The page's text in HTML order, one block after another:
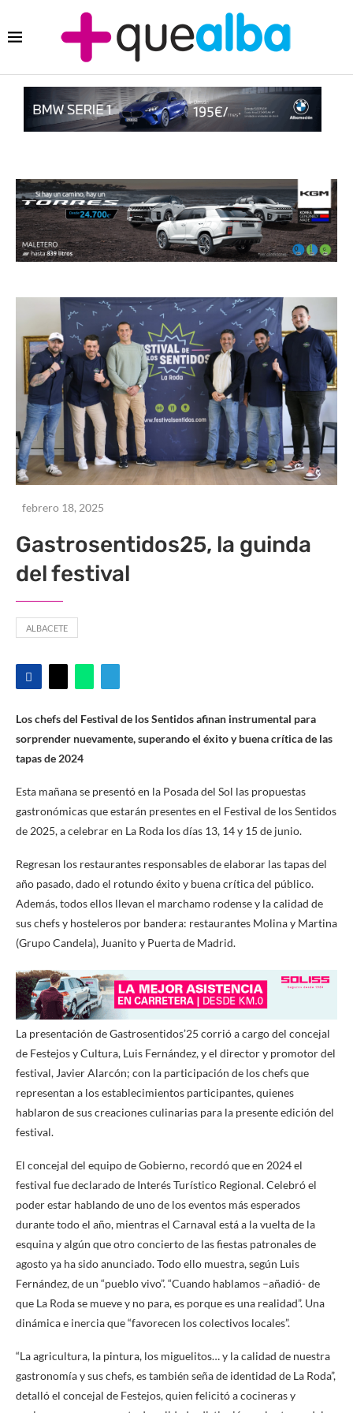
febrero 18, 2025
Gastrosentidos25, la guinda
del festival
ALBACETE
Los chefs del Festival de los Sentidos afinan instrumental para
sorprender nuevamente, superando el éxito y buena crítica de las
tapas de 2024
Esta mañana se presentó en la Posada del Sol las propuestas
gastronómicas que estarán presentes en el Festival de los Sentidos
de 2025, a celebrar en La Roda los días 13, 14 y 15 de junio.
Regresan los restaurantes responsables de elaborar las tapas del
año pasado, dado el rotundo éxito y buena crítica del público.
Además, todos ellos llevan el marchamo rodense y la calidad de
sus chefs y hosteleros por bandera: restaurantes Molina y Martina
(Grupo Candela), Juanito y Puerta de Madrid.
La presentación de Gastrosentidos’25 corrió a cargo del concejal
de Festejos y Cultura, Luis Fernández, y el director y promotor del
festival, Javier Alarcón; con la participación de los chefs que
representan a los establecimientos participantes, quienes
hablaron de sus creaciones culinarias para la presente edición del
festival.
El concejal del equipo de Gobierno, recordó que en 2024 el
festival fue declarado de Interés Turístico Regional. Celebró el
poder estar hablando de uno de los eventos más esperados
durante todo el año, mientras el Carnaval está a la vuelta de la
esquina y algún que otro concierto de las fiestas patronales de
agosto ya ha sido anunciado. Todo ello muestra, según Luis
Fernández, de un “pueblo vivo”. “Cuando hablamos –añadió- de
que La Roda se mueve y no para, es porque es una realidad”. Una
dinámica e inercia que “favorecen los colectivos locales”.
“La agricultura, la pintura, los miguelitos… y la calidad de nuestra
gastronomía y sus chefs, es también seña de identidad de La Roda”,
detalló el concejal de Festejos, quien felicitó a cocineras y